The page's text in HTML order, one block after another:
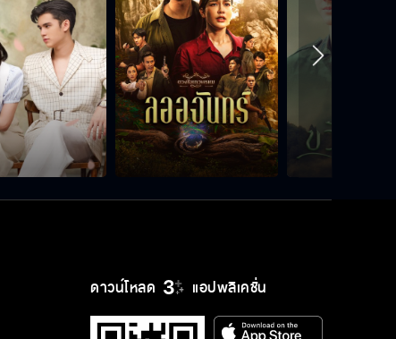
ลออจันทร์ EP.12
ลออจันทร์ EP.14
ดาวน์โหลด แอปพลิเคชั่น